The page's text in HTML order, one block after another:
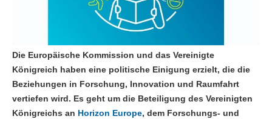
Die Europäische Kommission und das Vereinigte
Königreich haben eine politische Einigung erzielt, die die
Beziehungen in Forschung, Innovation und Raumfahrt
vertiefen wird. Es geht um die Beteiligung des Vereinigten
Königreichs an Horizon Europe, dem Forschungs- und